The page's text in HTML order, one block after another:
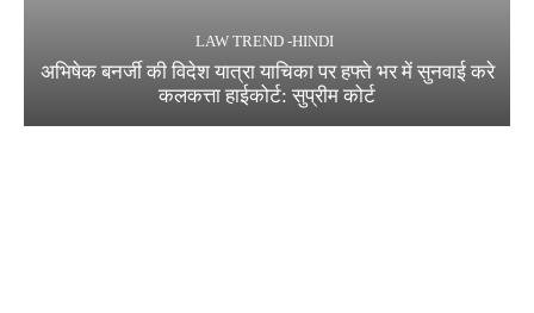
LAW TREND -HINDI
अभिषेक बनर्जी की विदेश यात्रा याचिका पर हफ्ते भर में सुनवाई करे
कलकत्ता हाईकोर्ट: सुप्रीम कोर्ट